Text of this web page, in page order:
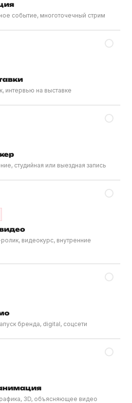
событие, многоточечный стрим
интервью на выставке
студийная или выездная запись
видеокурс, внутренние
бренда, digital, соцсети
3D, объясняющее видео